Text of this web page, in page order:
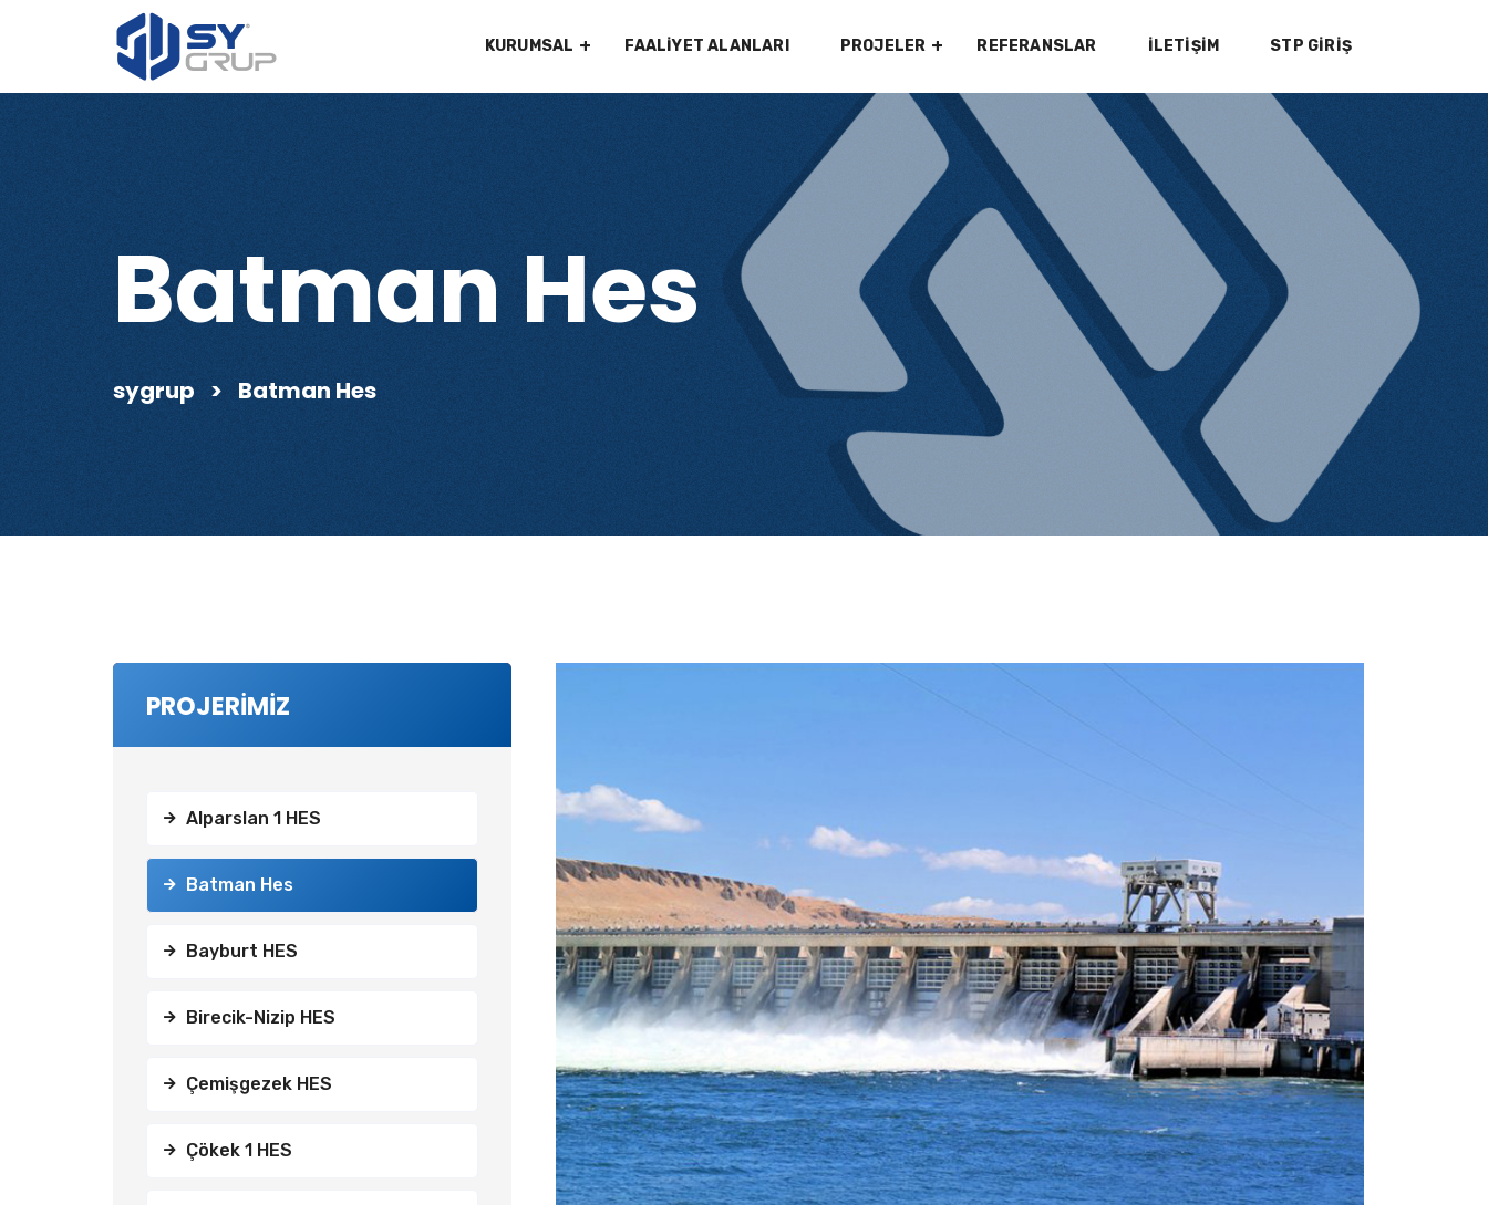
KURUMSAL FAALIYET ALANLARI PROJELER REFERANSLAR İLETIŞIM STP GİRİŞ
Batman Hes
sygrup > Batman Hes
PROJERİMİZ
Alparslan 1 HES
Batman Hes
Bayburt HES
Birecik-Nizip HES
Çemişgezek HES
Çökek 1 HES